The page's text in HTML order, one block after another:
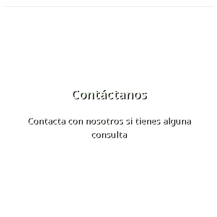
Contáctanos
Contacta con nosotros si tienes alguna
consulta